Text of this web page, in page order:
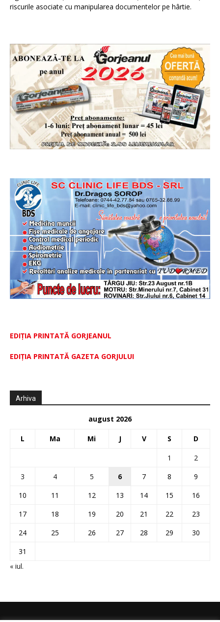
riscurile asociate cu manipularea documentelor pe hârtie.
EDIȚIA PRINTATĂ GORJEANUL
EDIŢIA PRINTATĂ GAZETA GORJULUI
Arhiva
august 2026
L Ma Mi J V S D
1
2
3
4 5 6 7 8
9
10
11 12 13 14 15
16
17
18 19 20 21 22
23
24
25 26 27 28 29
30
31
« iul.